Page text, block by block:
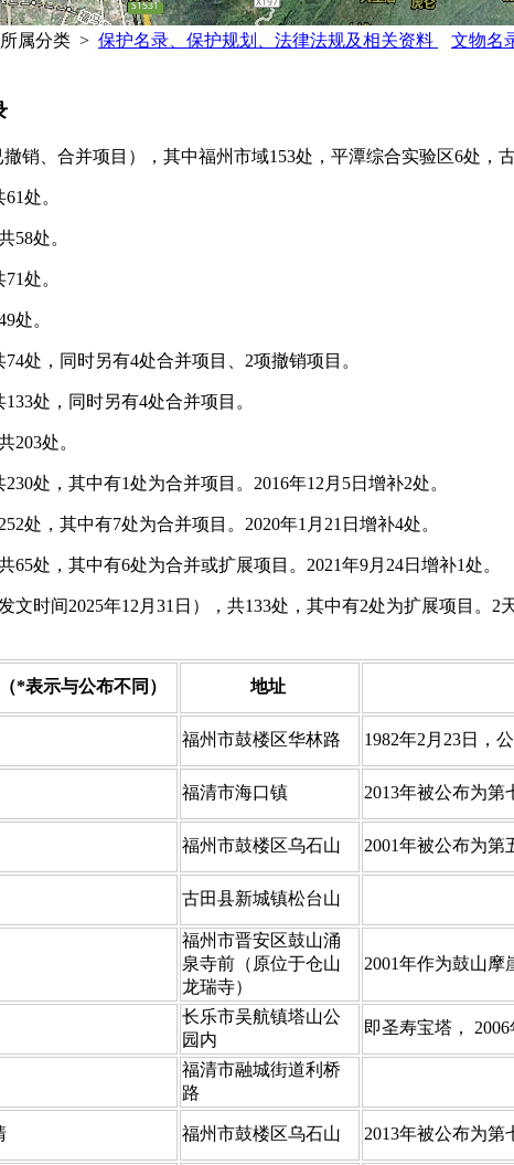
属分类 > 保护名录、保护规划、法律法规及相关资料
文物名
销、合并项目），其中福州市域153处，平潭综合实验区6处，
处。
58处。
处。
处。
处，同时另有4处合并项目、2项撤销项目。
处，同时另有4处合并项目。
203处。
处，其中有1处为合并项目。2016年12月5日增补2处。
处，其中有7处为合并项目。2020年1月21日增补4处。
处，其中有6处为合并或扩展项目。2021年9月24日增补1处。
时间2025年12月31日），共133处，其中有2处为扩展项目。
*表示与公布不同） 地址
​福州市鼓楼区华林路 ​1982年2月23日，
​福清市海口镇 ​2013年被公布为第
​福州市鼓楼区乌石山 ​2001年被公布为第
​古田县新城镇松台山
​福州市晋安区鼓山涌
泉寺前（原位于仓山
龙瑞寺）
​2001年作为鼓山
​长乐市吴航镇塔山公
园内
即圣寿宝塔，
​福清市融城街道利桥
路
​福州市鼓楼区乌石山 ​2013年被公布为第